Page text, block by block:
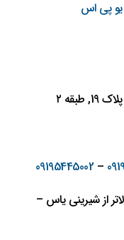
۲
–
09195445002
از شیرینی یاس –